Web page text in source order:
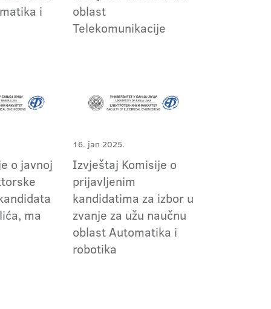
i
oblast
Telekomunikacije
o javnoj
ma
16. jan 2025.
Izvještaj Komisije o
prijavljenim
kandidatima za izbor u
zvanje za užu naučnu
oblast Automatika i
robotika